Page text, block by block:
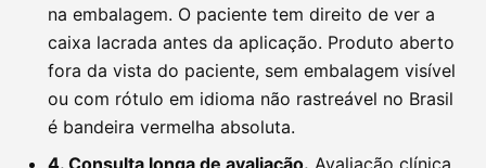
na embalagem. O paciente tem direito de ver a
caixa lacrada antes da aplicação. Produto aberto
fora da vista do paciente, sem embalagem visível
ou com rótulo em idioma não rastreável no Brasil
é bandeira vermelha absoluta.
4. Consulta longa de avaliação. Avaliação clínica